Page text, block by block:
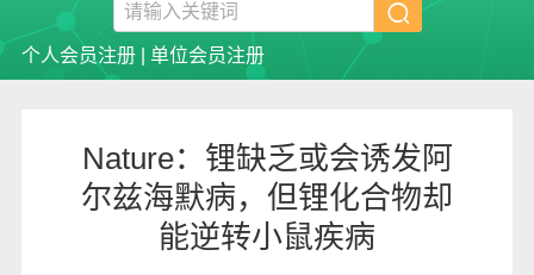

个人会员注册| 单位会员注册
Nature：锂缺乏或会诱发阿
尔兹海默病，但锂化合物却
能逆转小鼠疾病